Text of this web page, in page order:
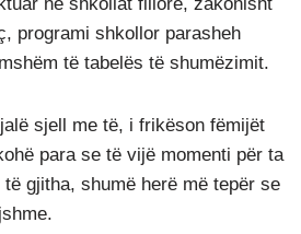
programi shkollor parasheh
të tabelës të shumëzimit.
sjell me të, i frikëson fëmijët
para se të vijë momenti për ta
gjitha, shumë herë më tepër se